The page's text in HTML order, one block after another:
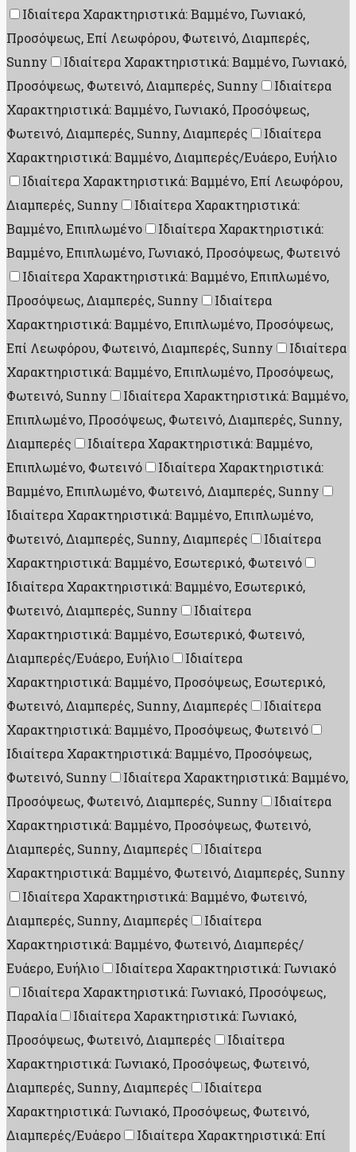
Ιδιαίτερα Χαρακτηριστικά: Βαμμένο, Γωνιακό,
Προσόψεως, Επί Λεωφόρου, Φωτεινό, Διαμπερές,
Sunny
Ιδιαίτερα Χαρακτηριστικά: Βαμμένο, Γωνιακό,
Προσόψεως, Φωτεινό, Διαμπερές, Sunny
Ιδιαίτερα
Χαρακτηριστικά: Βαμμένο, Γωνιακό, Προσόψεως,
Φωτεινό, Διαμπερές, Sunny, Διαμπερές
Ιδιαίτερα
Χαρακτηριστικά: Βαμμένο, Διαμπερές/Ευάερο, Ευήλιο
Ιδιαίτερα Χαρακτηριστικά: Βαμμένο, Επί Λεωφόρου,
Διαμπερές, Sunny
Ιδιαίτερα Χαρακτηριστικά:
Βαμμένο, Επιπλωμένο
Ιδιαίτερα Χαρακτηριστικά:
Βαμμένο, Επιπλωμένο, Γωνιακό, Προσόψεως, Φωτεινό
Ιδιαίτερα Χαρακτηριστικά: Βαμμένο, Επιπλωμένο,
Προσόψεως, Διαμπερές, Sunny
Ιδιαίτερα
Χαρακτηριστικά: Βαμμένο, Επιπλωμένο, Προσόψεως,
Επί Λεωφόρου, Φωτεινό, Διαμπερές, Sunny
Ιδιαίτερα
Χαρακτηριστικά: Βαμμένο, Επιπλωμένο, Προσόψεως,
Φωτεινό, Sunny
Ιδιαίτερα Χαρακτηριστικά: Βαμμένο,
Επιπλωμένο, Προσόψεως, Φωτεινό, Διαμπερές, Sunny,
Διαμπερές
Ιδιαίτερα Χαρακτηριστικά: Βαμμένο,
Επιπλωμένο, Φωτεινό
Ιδιαίτερα Χαρακτηριστικά:
Βαμμένο, Επιπλωμένο, Φωτεινό, Διαμπερές, Sunny
Ιδιαίτερα Χαρακτηριστικά: Βαμμένο, Επιπλωμένο,
Φωτεινό, Διαμπερές, Sunny, Διαμπερές
Ιδιαίτερα
Χαρακτηριστικά: Βαμμένο, Εσωτερικό, Φωτεινό
Ιδιαίτερα Χαρακτηριστικά: Βαμμένο, Εσωτερικό,
Φωτεινό, Διαμπερές, Sunny
Ιδιαίτερα
Χαρακτηριστικά: Βαμμένο, Εσωτερικό, Φωτεινό,
Διαμπερές/Ευάερο, Ευήλιο
Ιδιαίτερα
Χαρακτηριστικά: Βαμμένο, Προσόψεως, Εσωτερικό,
Φωτεινό, Διαμπερές, Sunny, Διαμπερές
Ιδιαίτερα
Χαρακτηριστικά: Βαμμένο, Προσόψεως, Φωτεινό
Ιδιαίτερα Χαρακτηριστικά: Βαμμένο, Προσόψεως,
Φωτεινό, Sunny
Ιδιαίτερα Χαρακτηριστικά: Βαμμένο,
Προσόψεως, Φωτεινό, Διαμπερές, Sunny
Ιδιαίτερα
Χαρακτηριστικά: Βαμμένο, Προσόψεως, Φωτεινό,
Διαμπερές, Sunny, Διαμπερές
Ιδιαίτερα
Χαρακτηριστικά: Βαμμένο, Φωτεινό, Διαμπερές, Sunny
Ιδιαίτερα Χαρακτηριστικά: Βαμμένο, Φωτεινό,
Διαμπερές, Sunny, Διαμπερές
Ιδιαίτερα
Χαρακτηριστικά: Βαμμένο, Φωτεινό, Διαμπερές/
Ευάερο, Ευήλιο
Ιδιαίτερα Χαρακτηριστικά: Γωνιακό
Ιδιαίτερα Χαρακτηριστικά: Γωνιακό, Προσόψεως,
Παραλία
Ιδιαίτερα Χαρακτηριστικά: Γωνιακό,
Προσόψεως, Φωτεινό, Διαμπερές
Ιδιαίτερα
Χαρακτηριστικά: Γωνιακό, Προσόψεως, Φωτεινό,
Διαμπερές, Sunny, Διαμπερές
Ιδιαίτερα
Χαρακτηριστικά: Γωνιακό, Προσόψεως, Φωτεινό,
Διαμπερές/Ευάερο
Ιδιαίτερα Χαρακτηριστικά: Επί